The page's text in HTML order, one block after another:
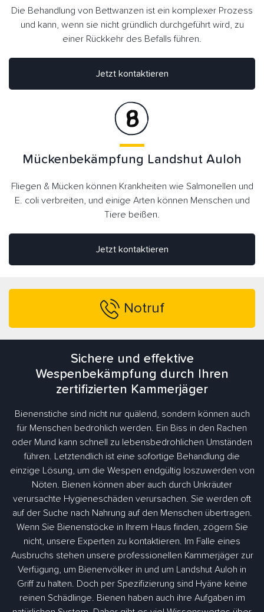
Die Behandlung von Bettwanzen ist ein komplexer Prozess
und kann, wenn sie nicht gründlich durchgeführt wird, zu
einer Rückkehr des Befalls führen.
Jetzt kontaktieren
Jetzt kontaktieren
Mückenbekämpfung Landshut Auloh
Fliegen & Mücken können Krankheiten wie Salmonellen und
E. coli verbreiten, und einige Arten können Menschen und
Tiere beißen.
Notruf
Sichere und effektive
Wespenbekämpfung durch Ihren
zertifizierten Kammerjäger
Bienenstiche sind nicht nur quälend, sondern können auch
für Menschen bedrohlich werden. Ein Biss in den Rachen
oder Mund kann schnell zu lebensbedrohlichen Umständen
führen. Letztendlich ist eine sofortige Behandlung die
einzige Lösung, um die Wespen endgültig loszuwerden von
Nöten. Bienen können aber auch durch Unkräuter
verursachte Hygieneschäden verursachen. Sie werden oft
auf der Suche nach Nahrung auf den Menschen übertragen.
Wenn Sie Bienenstöcke in Ihrem Haus finden, zögern Sie
nicht, unsere Experten zu kontaktieren. Im Falle eines
Ausbruchs stehen unsere professionellen Kammerjäger zur
Verfügung, um Bienenvölker in und um Landshut Auloh in
Griff zu halten. Doch per Spezifizierung sind Hyäne keine
reinen Schädlinge. Bienen haben auch ihre Aufgaben im